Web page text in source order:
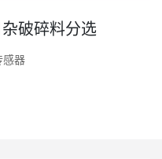
破碎料分选
感器